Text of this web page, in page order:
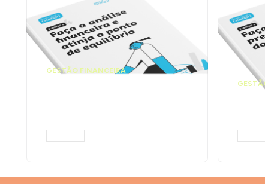
GESTÃO FINANCEIRA